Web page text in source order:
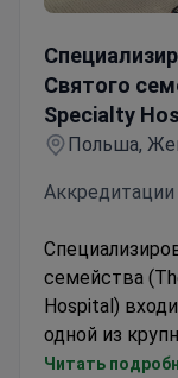
Европы и
Святого
Specialty
Польша,
Аккредитации
семейства
Hospital)
одной из
медицинских
Читать